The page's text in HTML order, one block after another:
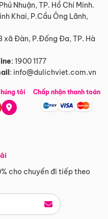
Nhuận, TP. Hồ Chí Minh.
Khai, P.Cầu Ông Lãnh,
xã Đàn, P.Đống Đa, TP. Hà
: 1900 1177
: info@dulichviet.com.vn
cho chuyến đi tiếp theo
tôi Chấp nhận thanh toán